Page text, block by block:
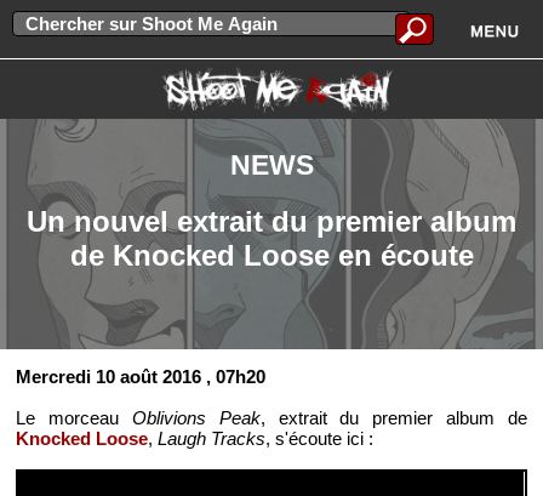
NEWS
Un nouvel extrait du premier album
de Knocked Loose en écoute
Mercredi 10 août 2016 , 07h20
Le morceau Oblivions Peak, extrait du premier album de
Knocked Loose,Laugh Tracks, s'écoute ici :